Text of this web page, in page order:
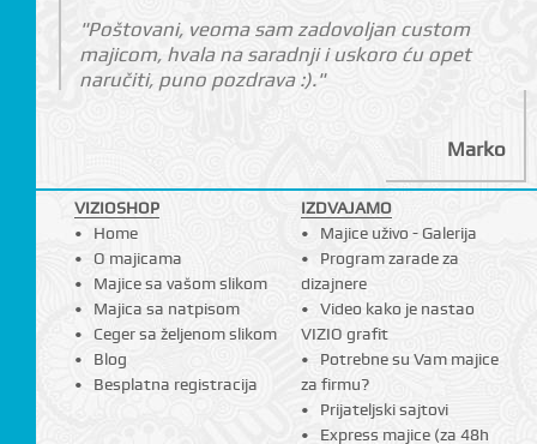
"Poštovani, veoma sam zadovoljan custom
majicom, hvala na saradnji i uskoro ću opet
naručiti, puno pozdrava :)."
Marko
VIZIOSHOP
Home
O majicama
Majice sa vašom slikom
Majica sa natpisom
Ceger sa željenom slikom
Blog
Besplatna registracija
IZDVAJAMO
Majice uživo - Galerija
Program zarade za
dizajnere
Video kako je nastao
VIZIO grafit
Potrebne su Vam majice
za firmu?
Prijateljski sajtovi
Express majice (za 48h